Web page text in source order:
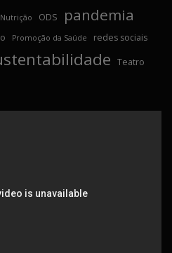
Nutrição ODS pandemia
Promoção da Saúde redes sociais
Teatro